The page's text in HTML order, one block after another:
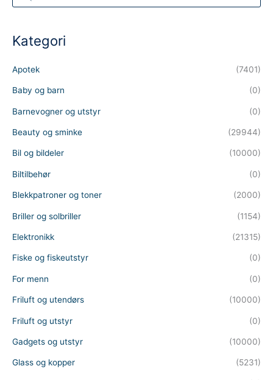
d
t
s
a
r
h
Kategori
Apotek (7401)
Baby og barn (0)
Barnevogner og utstyr (0)
Beauty og sminke (29944)
Bil og bildeler (10000)
Biltilbehør (0)
Blekkpatroner og toner (2000)
Briller og solbriller (1154)
Elektronikk (21315)
Fiske og fiskeutstyr (0)
For menn (0)
Friluft og utendørs (10000)
Friluft og utstyr (0)
Gadgets og utstyr (10000)
Glass og kopper (5231)